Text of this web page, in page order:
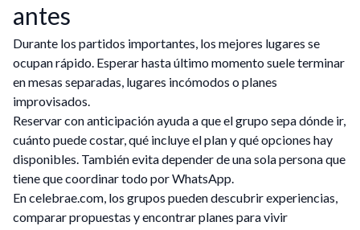
antes
Durante los partidos importantes, los mejores lugares se
ocupan rápido. Esperar hasta último momento suele terminar
en mesas separadas, lugares incómodos o planes
improvisados.
Reservar con anticipación ayuda a que el grupo sepa dónde ir,
cuánto puede costar, qué incluye el plan y qué opciones hay
disponibles. También evita depender de una sola persona que
tiene que coordinar todo por WhatsApp.
En celebrae.com, los grupos pueden descubrir experiencias,
comparar propuestas y encontrar planes para vivir